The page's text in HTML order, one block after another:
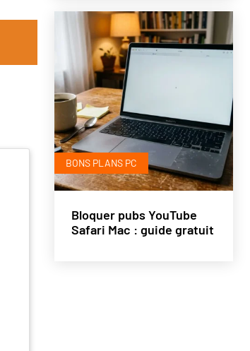
BONS PLANS PC
Bloquer pubs YouTube
Safari Mac : guide gratuit